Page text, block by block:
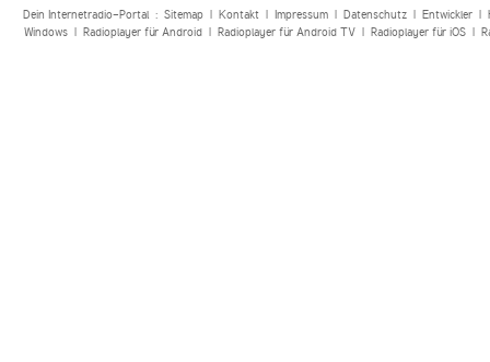
Dein Internetradio-Portal : Sitemap| Kontakt| Impressum| Datenschutz| Entwickler|
Windows| Radioplayer für Android| Radioplayer für Android TV| Radioplayer für iOS|